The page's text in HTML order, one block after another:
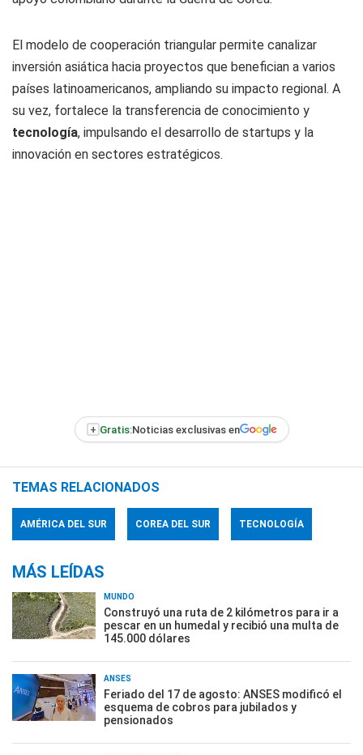
El modelo de cooperación triangular permite canalizar
inversión asiática hacia proyectos que benefician a varios
países latinoamericanos, ampliando su impacto regional. A
su vez, fortalece la transferencia de conocimiento y
tecnología, impulsando el desarrollo de startups y la
innovación en sectores estratégicos.
+ Gratis:Noticias exclusivas en
TEMAS RELACIONADOS
AMÉRICA DEL SUR COREA DEL SUR TECNOLOGÍA
MÁS LEÍDAS
MUNDO
Construyó una ruta de 2 kilómetros para ir a
pescar en un humedal y recibió una multa de
145.000 dólares
ANSES
Feriado del 17 de agosto: ANSES modificó el
esquema de cobros para jubilados y
pensionados